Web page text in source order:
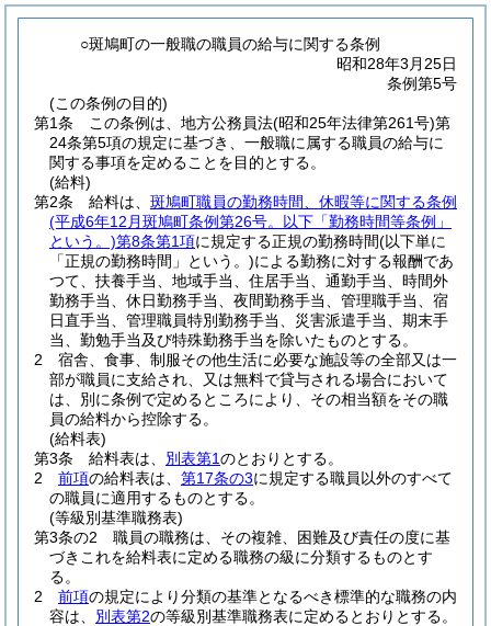
○斑鳩町の一般職の職員の給与に関する条例
昭和28年3月25日
条例第5号
(この条例の目的)
第1条
この条例は、地方公務員法(昭和25年法律第261号)第
24条第5項の規定に基づき、一般職に属する職員の給与に
関する事項を定めることを目的とする。
(給料)
第2条
給料は、 斑鳩町職員の勤務時間、休暇等に関する条例
(平成6年12月斑鳩町条例第26号。以下「勤務時間等条例」
という。)第8条第1項に規定する正規の勤務時間(以下単に
「正規の勤務時間」という。)による勤務に対する報酬であ
つて、扶養手当、地域手当、住居手当、通勤手当、時間外
勤務手当、休日勤務手当、夜間勤務手当、管理職手当、宿
日直手当、管理職員特別勤務手当、災害派遣手当、期末手
当、勤勉手当及び特殊勤務手当を除いたものとする。
2
宿舎、食事、制服その他生活に必要な施設等の全部又は一
部が職員に支給され、又は無料で貸与される場合において
は、別に条例で定めるところにより、その相当額をその職
員の給料から控除する。
(給料表)
第3条
給料表は、 別表第1のとおりとする。
2
前項の給料表は、 第17条の3に規定する職員以外のすべて
の職員に適用するものとする。
(等級別基準職務表)
第3条の2
職員の職務は、その複雑、困難及び責任の度に基
づきこれを給料表に定める職務の級に分類するものとす
る。
2
前項の規定により分類の基準となるべき標準的な職務の内
容は、 別表第2の等級別基準職務表に定めるとおりとする。